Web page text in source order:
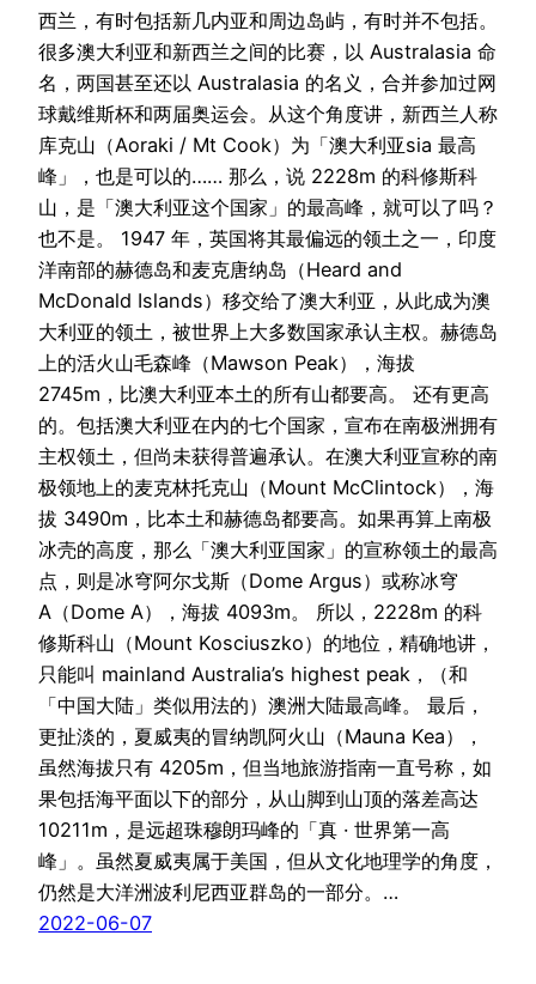
西兰，有时包括新几内亚和周边岛屿，有时并不包括。
很多澳大利亚和新西兰之间的比赛，以 Australasia 命
名，两国甚至还以 Australasia 的名义，合并参加过网
球戴维斯杯和两届奥运会。从这个角度讲，新西兰人称
库克山（Aoraki / Mt Cook）为「澳大利亚sia 最高
峰」，也是可以的…… 那么，说 2228m 的科修斯科
山，是「澳大利亚这个国家」的最高峰，就可以了吗？
也不是。 1947 年，英国将其最偏远的领土之一，印度
洋南部的赫德岛和麦克唐纳岛（Heard and
McDonald Islands）移交给了澳大利亚，从此成为澳
大利亚的领土，被世界上大多数国家承认主权。赫德岛
上的活火山毛森峰（Mawson Peak），海拔
2745m，比澳大利亚本土的所有山都要高。 还有更高
的。包括澳大利亚在内的七个国家，宣布在南极洲拥有
主权领土，但尚未获得普遍承认。在澳大利亚宣称的南
极领地上的麦克林托克山（Mount McClintock），海
拔 3490m，比本土和赫德岛都要高。如果再算上南极
冰壳的高度，那么「澳大利亚国家」的宣称领土的最高
点，则是冰穹阿尔戈斯（Dome Argus）或称冰穹
A（Dome A），海拔 4093m。 所以，2228m 的科
修斯科山（Mount Kosciuszko）的地位，精确地讲，
只能叫 mainland Australia’s highest peak，（和
「中国大陆」类似用法的）澳洲大陆最高峰。 最后，
更扯淡的，夏威夷的冒纳凯阿火山（Mauna Kea），
虽然海拔只有 4205m，但当地旅游指南一直号称，如
果包括海平面以下的部分，从山脚到山顶的落差高达
10211m，是远超珠穆朗玛峰的「真 · 世界第一高
峰」。虽然夏威夷属于美国，但从文化地理学的角度，
仍然是大洋洲波利尼西亚群岛的一部分。…
2022-06-07